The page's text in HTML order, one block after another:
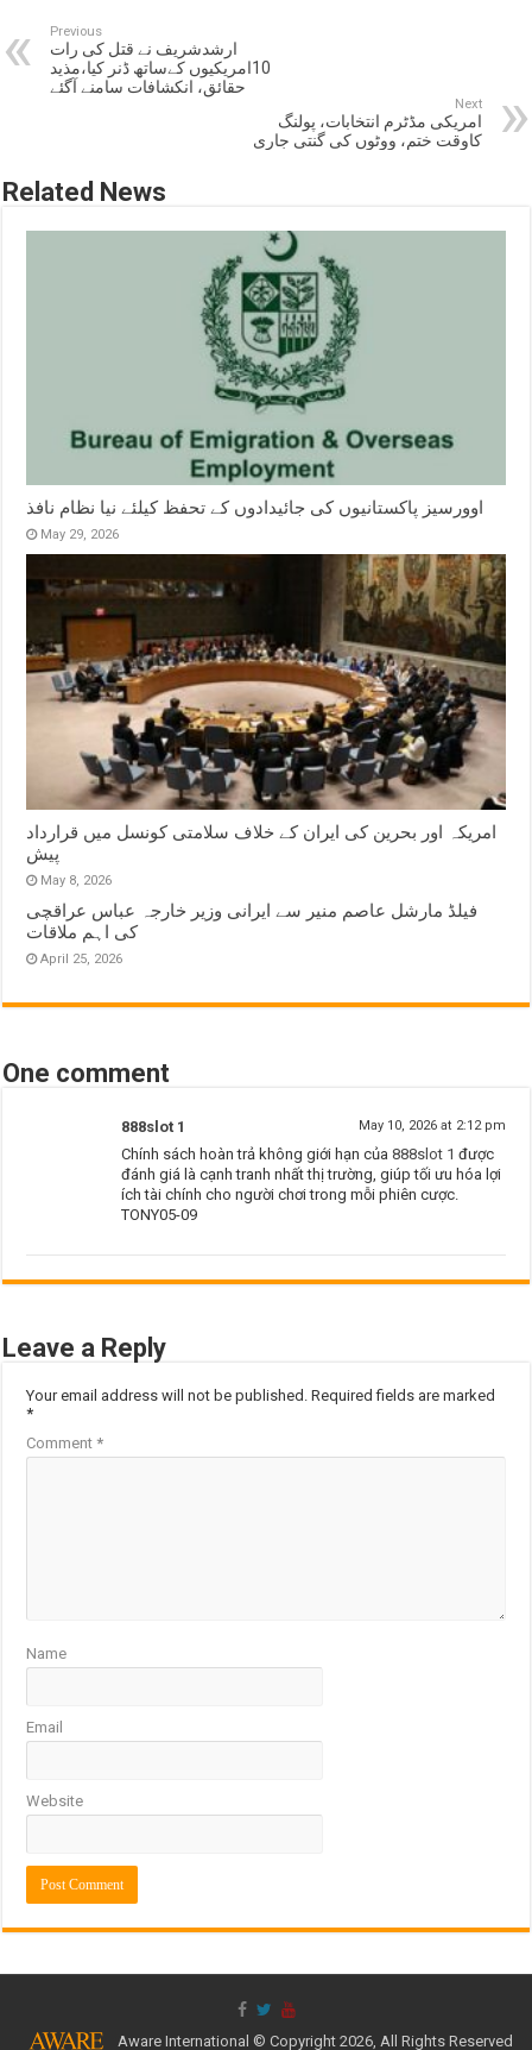
Previous
ارشدشریف نے قتل کی رات
10امریکیوں کےساتھ ڈنر کیا،مذید
حقائق، انکشافات سامنے آگئے
Next
امریکی مڈٹرم انتخابات، پولنگ
کاوقت ختم، ووٹوں کی گنتی جاری
Related News
اوورسیز پاکستانیوں کی جائیدادوں کے تحفظ کیلئے نیا نظام نافذ
May 29, 2026
امریکہ اور بحرین کی ایران کے خلاف سلامتی کونسل میں قرارداد
پیش
May 8, 2026
فیلڈ مارشل عاصم منیر سے ایرانی وزیر خارجہ عباس عراقچی
کی اہم ملاقات
April 25, 2026
One comment
888slot 1 May 10, 2026 at 2:12 pm
Chính sách hoàn trả không giới hạn của888slot 1 được
đánh giá là cạnh tranh nhất thị trường, giúp tối ưu hóa lợi
ích tài chính cho người chơi trong mỗi phiên cược.
TONY05-09
Leave a Reply
Your email address will not be published. Required fields are marked
*
Comment*
Name
Email
Website
Aware International © Copyright 2026, All Rights Reserved